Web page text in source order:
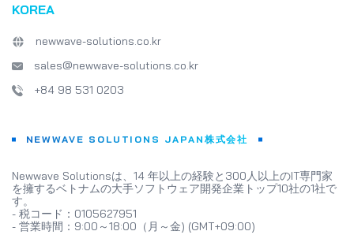
KOREA
newwave-solutions.co.kr
sales@newwave-solutions.co.kr
+84 98 531 0203
NEWWAVE SOLUTIONS JAPAN株式会社
Newwave Solutionsは、14 年以上の経験と300人以上のIT専門家
を擁するベトナムの大手ソフトウェア開発企業トップ10社の1社で
す。
- 税コード：0105627951
- 営業時間：9:00～18:00（月～金) (GMT+09:00)